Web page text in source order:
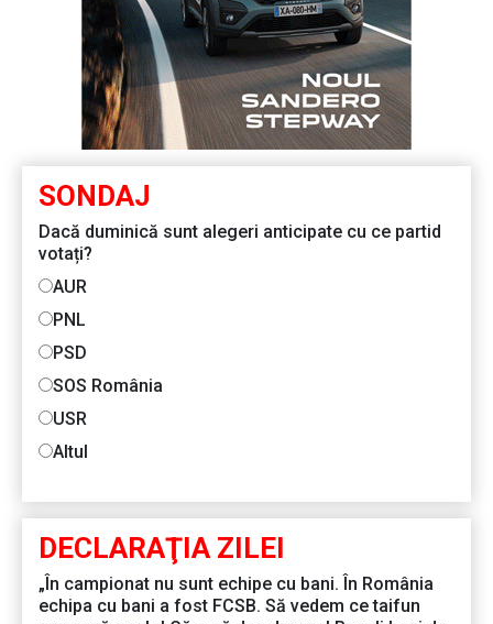
SONDAJ
Dacă duminică sunt alegeri anticipate cu ce partid
votați?
AUR
PNL
PSD
SOS România
USR
Altul
DECLARAŢIA ZILEI
„În campionat nu sunt echipe cu bani. În România
echipa cu bani a fost FCSB. Să vedem ce taifun